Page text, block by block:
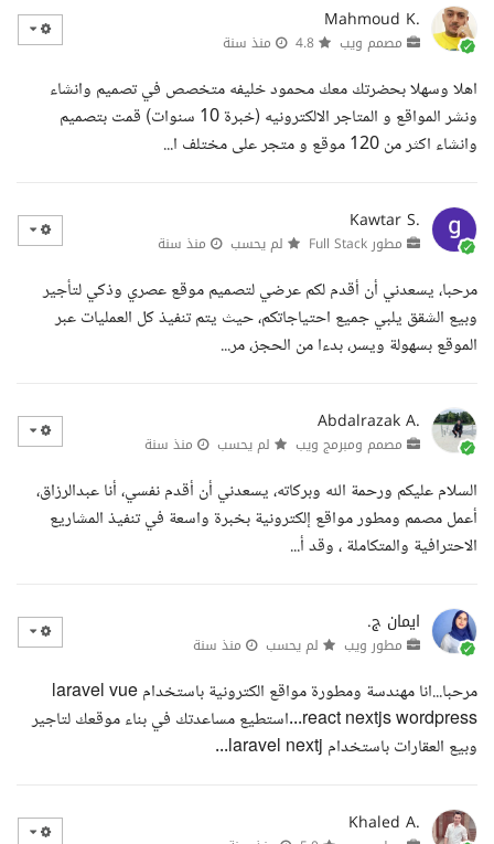
Mahmoud K.
مصمم ويب منذ سنة
اهلا وسهلا بحضرتك معك محمود خليفه متخصص في تصميم وانشاء
ونشر المواقع و المتاجر الالكترونيه (خبرة 10 سنوات) قمت بتصميم
وانشاء اكثر من 120 موقع و متجر على مختلف ا...
Kawtar S.
مطور Full Stack لم يحسب منذ سنة
مرحبا، يسعدني أن أقدم لكم عرضي لتصميم موقع عصري وذكي لتأجير
وبيع الشقق يلبي جميع احتياجاتكم، حيث يتم تنفيذ كل العمليات عبر
الموقع بسهولة ويسر، بدءا من الحجز، مر...
Abdalrazak A.
مصمم ومبرمج ويب لم يحسب منذ سنة
السلام عليكم ورحمة الله وبركاته، يسعدني أن أقدم نفسي، أنا عبدالرزاق،
أعمل مصمم ومطور مواقع إلكترونية بخبرة واسعة في تنفيذ المشاريع
الاحترافية والمتكاملة ، وقد أ...
ايمان ج.
مطور ويب لم يحسب منذ سنة
مرحبا...انا مهندسة ومطورة مواقع الكترونية باستخدام laravel vue
react nextjs wordpress...استطيع مساعدتك في بناء موقعك لتاجير
وبيع العقارات باستخدام laravel nextj...
Khaled A.